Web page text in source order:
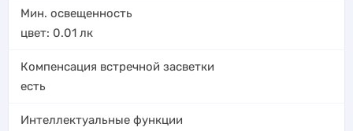
Мин. освещенность
цвет: 0.01 лк
Компенсация встречной засветки
есть
Интеллектуальные функции